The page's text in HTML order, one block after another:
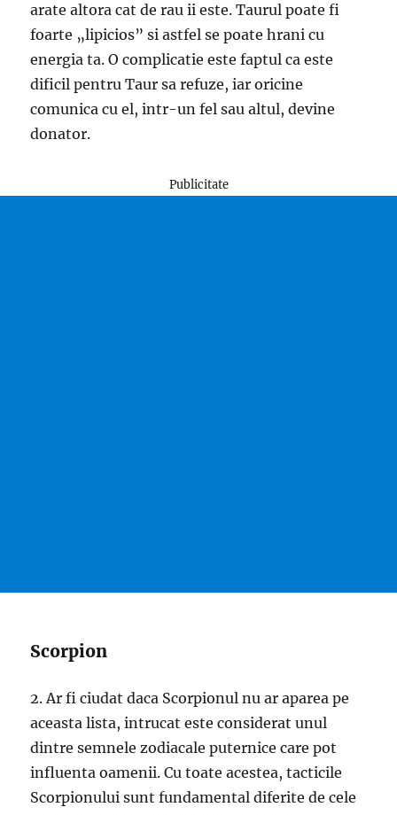
arate altora cat de rau ii este. Taurul poate fi
foarte „lipicios” si astfel se poate hrani cu
energia ta. O complicatie este faptul ca este
dificil pentru Taur sa refuze, iar oricine
comunica cu el, intr-un fel sau altul, devine
donator.
Publicitate
Scorpion
2. Ar fi ciudat daca Scorpionul nu ar aparea pe
aceasta lista, intrucat este considerat unul
dintre semnele zodiacale puternice care pot
influenta oamenii. Cu toate acestea, tacticile
Scorpionului sunt fundamental diferite de cele